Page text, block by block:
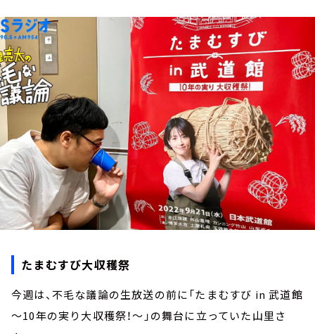
お知らせ
イベント・グッズ
YouTube
会社情報
たまむすび大収穫祭
今週は、不毛な議論の生放送の前に「たまむすび in 武道館
～10年の実り大収穫祭！～」の舞台に立っていた山里さ